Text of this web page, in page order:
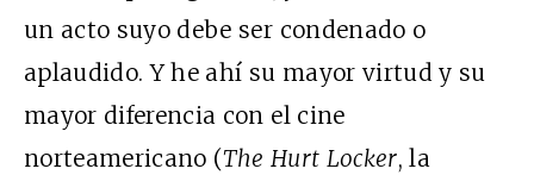
un acto suyo debe ser condenado o
aplaudido. Y he ahí su mayor virtud y su
mayor diferencia con el cine
norteamericano (The Hurt Locker, la